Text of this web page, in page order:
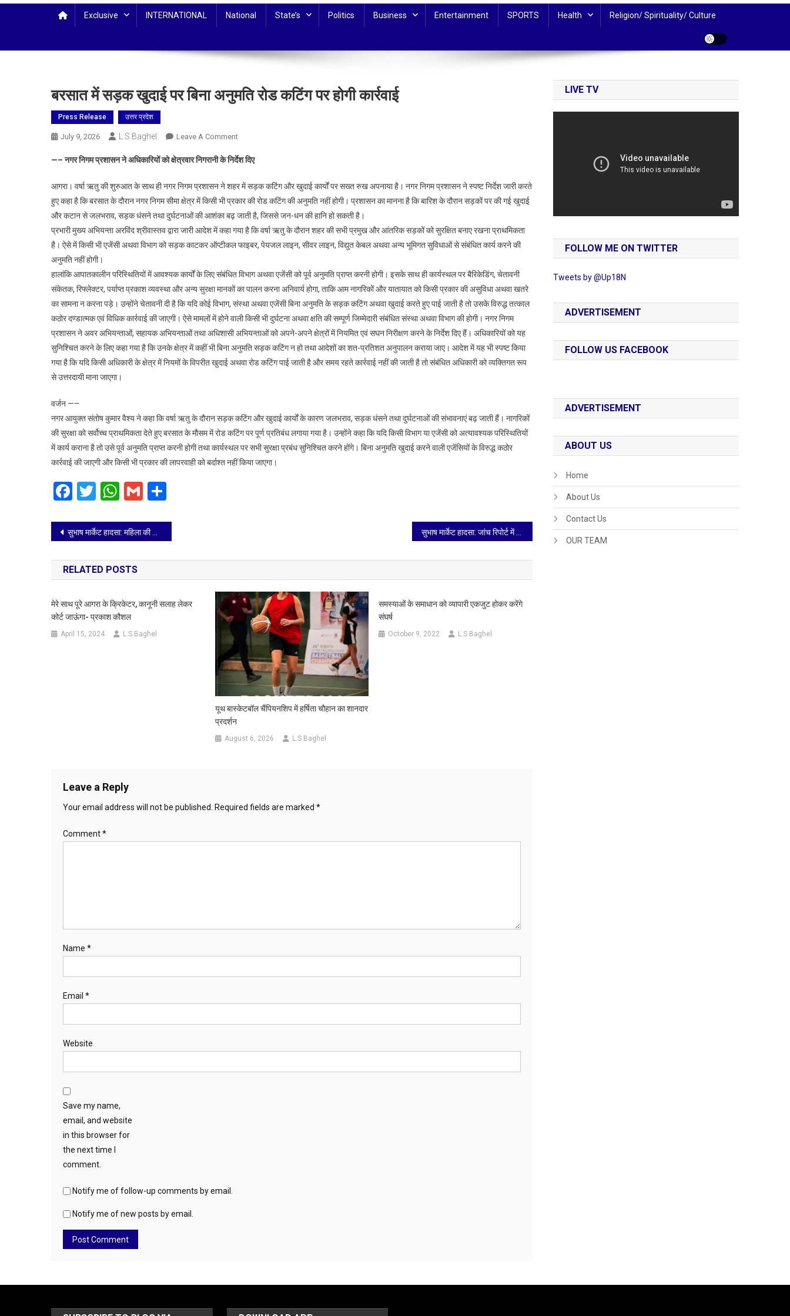
Exclusive INTERNATIONAL National State’s Politics Business Entertainment SPORTS Health Religion/ Spirituality/ Culture
बरसात में सड़क खुदाई पर बिना अनुमति रोड कटिंग पर होगी कार्रवाई
Press Release उत्तर प्रदेश
July 9, 2026 L.S Baghel Leave A CommentOn
में
खुदाई
पर
बिना
अनुमति
रोड
पर
होगी
कार्रवाई
—– नगर निगम प्रशासन ने अधिकारियों को क्षेत्रवार निगरानी के निर्देश दिए
आगरा। वर्षा ऋतु की शुरुआत के साथ ही नगर निगम प्रशासन ने शहर में सड़क कटिंग और खुदाई कार्यों पर सख्त रुख अपनाया है। नगर निगम प्रशासन ने स्पष्ट निर्देश जारी करते
हुए कहा है कि बरसात के दौरान नगर निगम सीमा क्षेत्र में किसी भी प्रकार की रोड कटिंग की अनुमति नहीं होगी। प्रशासन का मानना है कि बारिश के दौरान सड़कों पर की गई खुदाई
और कटान से जलभराव, सड़क धंसने तथा दुर्घटनाओं की आशंका बढ़ जाती है, जिससे जन-धन की हानि हो सकती है।
प्रभारी मुख्य अभियन्ता अरविंद श्रीवास्तव द्वारा जारी आदेश में कहा गया है कि वर्षा ऋतु के दौरान शहर की सभी प्रमुख और आंतरिक सड़कों को सुरक्षित बनाए रखना प्राथमिकता
है। ऐसे में किसी भी एजेंसी अथवा विभाग को सड़क काटकर ऑप्टीकल फाइबर, पेयजल लाइन, सीवर लाइन, विद्युत केबल अथवा अन्य भूमिगत सुविधाओं से संबंधित कार्य करने की
अनुमति नहीं होगी।
हालांकि आपातकालीन परिस्थितियों में आवश्यक कार्यों के लिए संबंधित विभाग अथवा एजेंसी को पूर्व अनुमति प्राप्त करनी होगी। इसके साथ ही कार्यस्थल पर बैरिकेडिंग, चेतावनी
संकेतक, रिफ्लेक्टर, पर्याप्त प्रकाश व्यवस्था और अन्य सुरक्षा मानकों का पालन करना अनिवार्य होगा, ताकि आम नागरिकों और यातायात को किसी प्रकार की असुविधा अथवा खतरे
का सामना न करना पड़े। उन्होंने चेतावनी दी है कि यदि कोई विभाग, संस्था अथवा एजेंसी बिना अनुमति के सड़क कटिंग अथवा खुदाई करते हुए पाई जाती है तो उसके विरुद्ध तत्काल
कठोर दण्डात्मक एवं विधिक कार्रवाई की जाएगी। ऐसे मामलों में होने वाली किसी भी दुर्घटना अथवा क्षति की सम्पूर्ण जिम्मेदारी संबंधित संस्था अथवा विभाग की होगी। नगर निगम
प्रशासन ने अवर अभियन्ताओं, सहायक अभियन्ताओं तथा अधिशासी अभियन्ताओं को अपने-अपने क्षेत्रों में नियमित एवं सघन निरीक्षण करने के निर्देश दिए हैं। अधिकारियों को यह
सुनिश्चित करने के लिए कहा गया है कि उनके क्षेत्र में कहीं भी बिना अनुमति सड़क कटिंग न हो तथा आदेशों का शत-प्रतिशत अनुपालन कराया जाए। आदेश में यह भी स्पष्ट किया
गया है कि यदि किसी अधिकारी के क्षेत्र में नियमों के विपरीत खुदाई अथवा रोड कटिंग पाई जाती है और समय रहते कार्रवाई नहीं की जाती है तो संबंधित अधिकारी को व्यक्तिगत रूप
से उत्तरदायी माना जाएगा।
वर्जन —–
नगर आयुक्त संतोष कुमार वैश्य ने कहा कि वर्षा ऋतु के दौरान सड़क कटिंग और खुदाई कार्यों के कारण जलभराव, सड़क धंसने तथा दुर्घटनाओं की संभावनाएं बढ़ जाती हैं। नागरिकों
की सुरक्षा को सर्वोच्च प्राथमिकता देते हुए बरसात के मौसम में रोड कटिंग पर पूर्ण प्रतिबंध लगाया गया है। उन्होंने कहा कि यदि किसी विभाग या एजेंसी को अत्यावश्यक परिस्थितियों
में कार्य कराना है तो उसे पूर्व अनुमति प्राप्त करनी होगी तथा कार्यस्थल पर सभी सुरक्षा प्रबंध सुनिश्चित करने होंगे। बिना अनुमति खुदाई करने वाली एजेंसियों के विरुद्ध कठोर
कार्रवाई की जाएगी और किसी भी प्रकार की लापरवाही को बर्दाश्त नहीं किया जाएगा।
Facebook
Twitter
WhatsApp
Gmail
Post
navigation
सुभाष मार्केट हादसा: महिला की तलाश में नगर निगम ने उतारी सौ कर्मचारियों की टीम
RELATED POSTS
मेरे साथ पूरे आगरा के क्रिकेटर, कानूनी सलाह लेकर
कोर्ट जाऊंगा- प्रकाश कौशल
April 15, 2024 L.S Baghel
यूथ बास्केटबॉल चैंपियनशिप में हर्षिता चौहान का शानदार
प्रदर्शन
August 6, 2026 L.S Baghel
समस्याओं के समाधान को व्यापारी एकजुट होकर करेंगे
संघर्ष
October 9, 2022 L.S Baghel
Leave a Reply
Your email address will not be published. Required fields are marked *
Comment*
Name *
Email *
Website
Save my name,
email, and website
in this browser for
the next time I
comment.
Notify me of follow-up comments by email.
Notify me of new posts by email.
LIVE TV
FOLLOW ME ON TWITTER
Tweets by @Up18N
ADVERTISEMENT
FOLLOW US FACEBOOK
ADVERTISEMENT
ABOUT US
Home
About Us
Contact Us
OUR TEAM